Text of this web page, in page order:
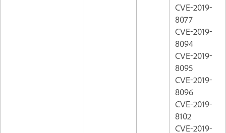
CVE-2019-
8077
CVE-2019-
8094
CVE-2019-
8095
CVE-2019-
8096
CVE-2019-
8102
CVE-2019-